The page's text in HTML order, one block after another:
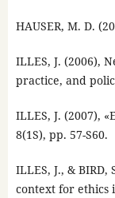
HAUSER, M. D.
ILLES, J. (2006),
practice, and
ILLES, J. (2007),
8(1S), pp. 57-S60.
ILLES, J., &
context for ethics